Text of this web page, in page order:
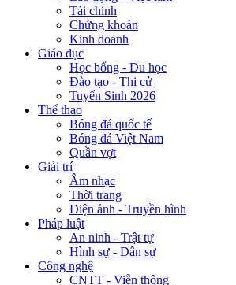
Tài chính
Chứng khoán
Kinh doanh
Giáo dục
Học bổng - Du học
Đào tạo - Thi cử
Tuyển Sinh 2026
Thể thao
Bóng đá quốc tế
Bóng đá Việt Nam
Quần vợt
Giải trí
Âm nhạc
Thời trang
Điện ảnh - Truyền hình
Pháp luật
An ninh - Trật tự
Hình sự - Dân sự
Công nghệ
CNTT - Viễn thông